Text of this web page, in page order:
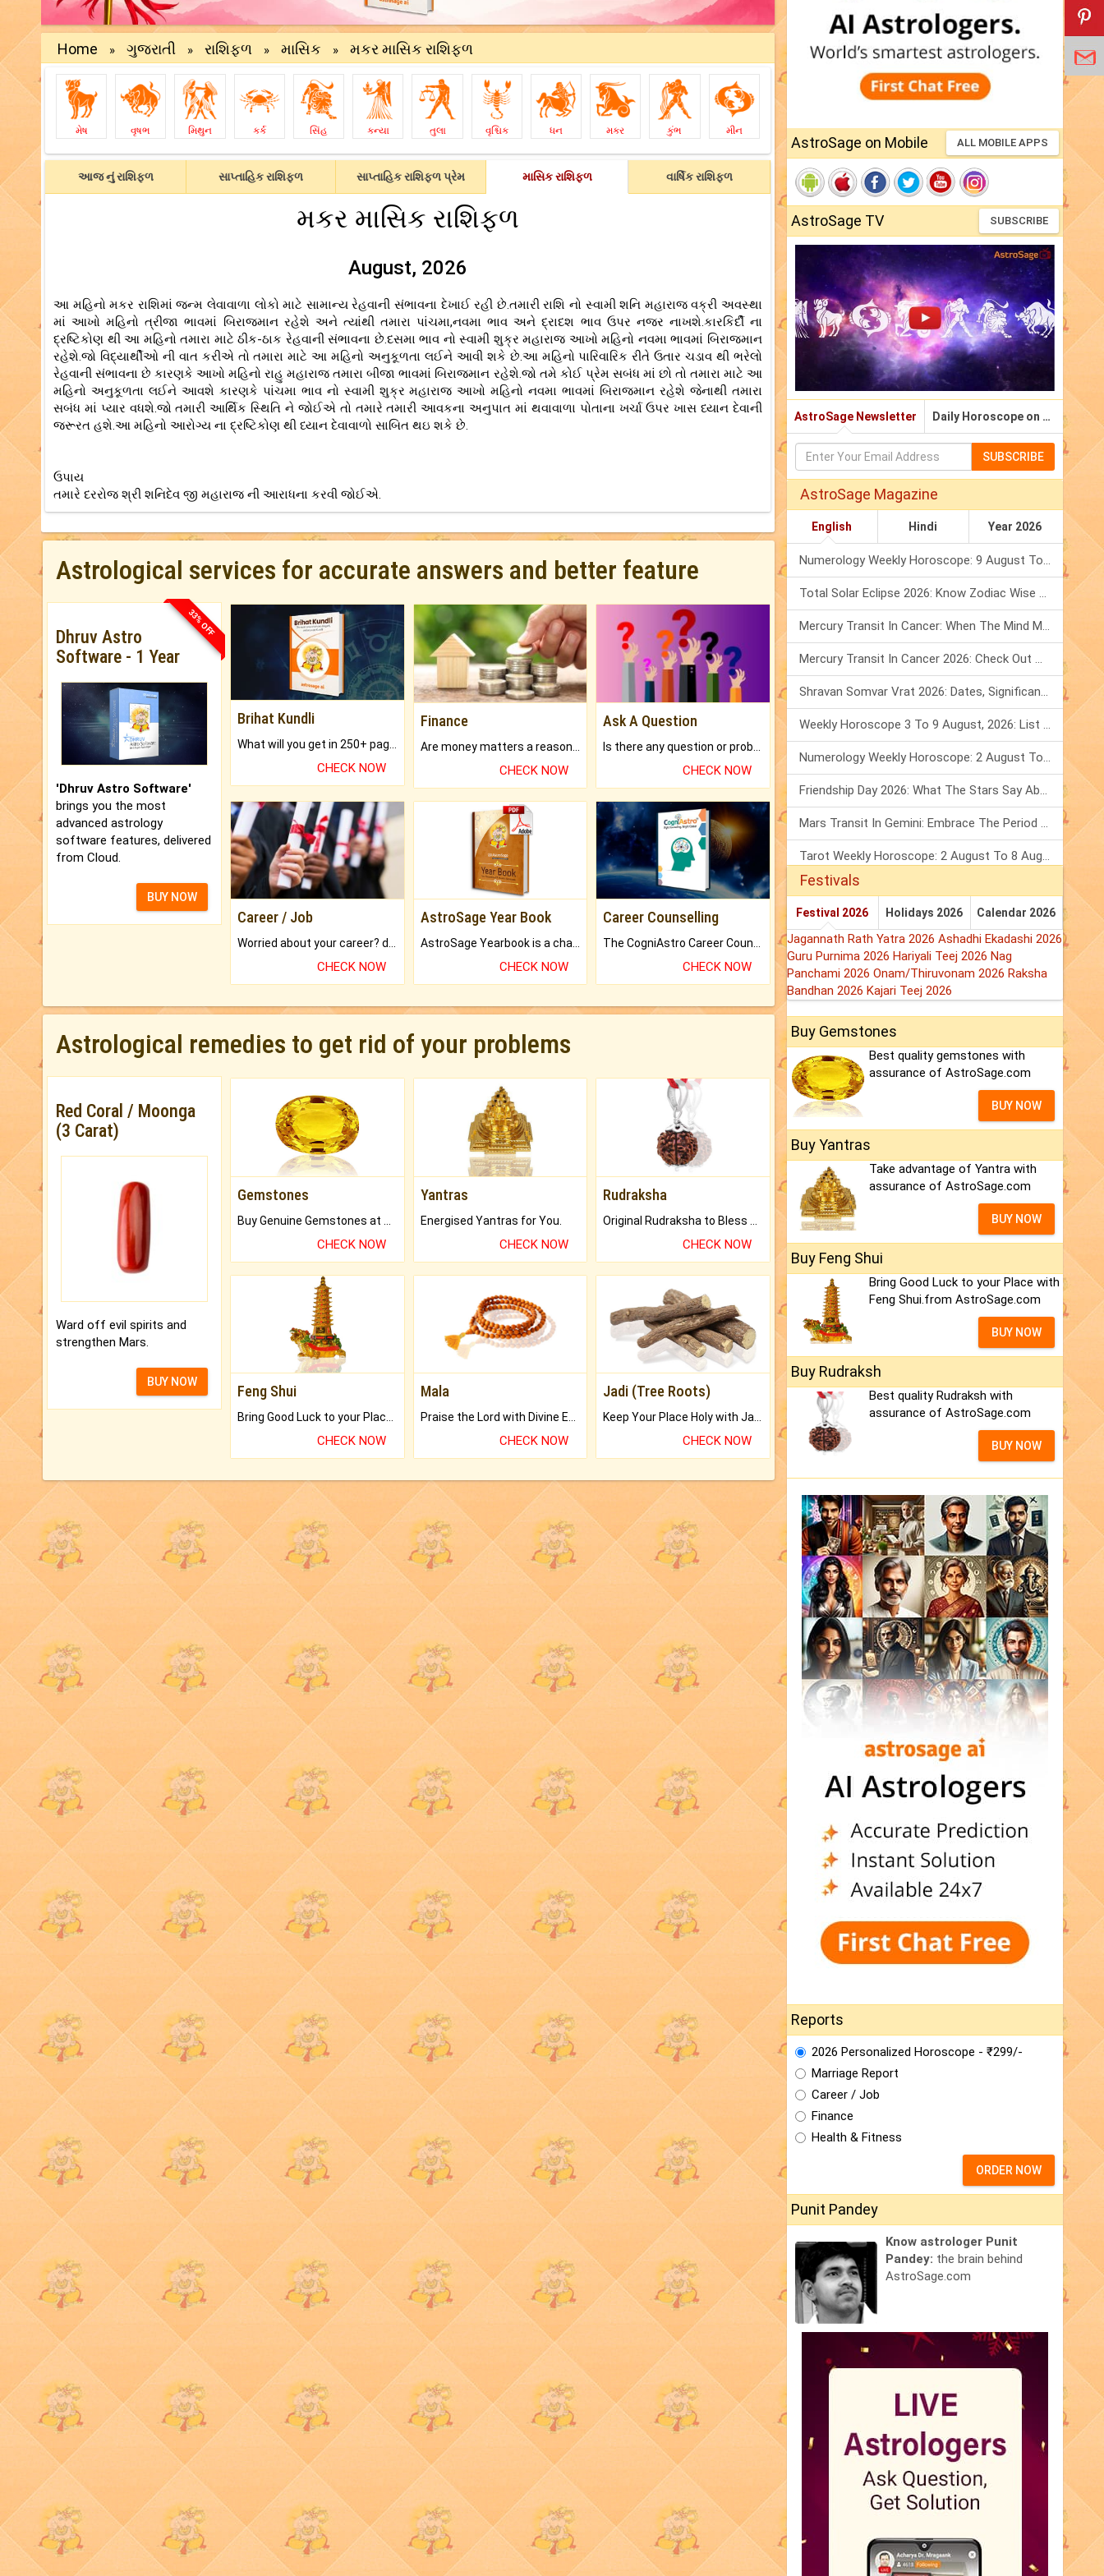
Home » ગુજરાતી » રાશિફળ » માસિક » મકર માસિક રાશિફળ
મેષ વૃષભ મિથુન કર્ક સિંહ કન્યા તુલા વૃશ્ચિક ધન મકર કુંભ મીન
આજ નું રાશિફળ સાપ્તાહિક રાશિફળ સાપ્તાહિક રાશિફળ પ્રેમ માસિક રાશિફળ વાર્ષિક રાશિફળ
મકર માસિક રાશિફળ
August, 2026
આ મહિનો મકર રાશિમાં જન્મ લેવાવાળા લોકો માટે સામાન્ય રેહવાની સંભાવના દેખાઈ રહી છે.તમારી રાશિ નો સ્વામી શનિ મહારાજ વક્રી અવસ્થા
માં આખો મહિનો ત્રીજા ભાવમાં બિરાજમાન રહેશે અને ત્યાંથી તમારા પાંચમા,નવમા ભાવ અને દ્રાદશ ભાવ ઉપર નજર નાખશે.કારકિર્દી ના
દ્રષ્ટિકોણ થી આ મહિનો તમારા માટે ઠીક-ઠાક રેહવાની સંભાવના છે.દસમા ભાવ નો સ્વામી શુક્ર મહારાજ આખો મહિનો નવમા ભાવમાં બિરાજમાન
રહેશે.જો વિદ્યાર્થીઓ ની વાત કરીએ તો તમારા માટે આ મહિનો અનુકૂળતા લઈને આવી શકે છે.આ મહિનો પારિવારિક રીતે ઉતાર ચડાવ થી ભરેલો
રેહવાની સંભાવના છે કારણકે આખો મહિનો રાહુ મહારાજ તમારા બીજા ભાવમાં બિરાજમાન રહેશે.જો તમે કોઈ પ્રેમ સબંધ માં છો તો તમારા માટે આ
મહિનો અનુકૂળતા લઈને આવશે કારણકે પાંચમા ભાવ નો સ્વામી શુક્ર મહારાજ આખો મહિનો નવમા ભાવમાં બિરાજમાન રહેશે જેનાથી તમારા
સબંધ માં પ્યાર વધશે.જો તમારી આર્થિક સ્થિતિ ને જોઈએ તો તમારે તમારી આવકના અનુપાત માં થવાવાળા પોતાના ખર્ચા ઉપર ખાસ ધ્યાન દેવાની
જરૂરત હશે.આ મહિનો આરોગ્ય ના દ્રષ્ટિકોણ થી ધ્યાન દેવાવાળો સાબિત થઇ શકે છે.
ઉપાય
તમારે દરરોજ શ્રી શનિદેવ જી મહારાજ ની આરાધના કરવી જોઈએ.
Astrological services for accurate answers and better feature
33% OFF
Dhruv Astro
Software - 1 Year
'Dhruv Astro Software'
brings you the most
advanced astrology
software features, delivered
from Cloud.
BUY NOW
Brihat Kundli
What will you get in 250+ pages Colored Brihat Kundli.
CHECK NOW
Finance
CHECK NOW
Ask A Question
CHECK NOW
Career / Job
Worried about your career? don't know what is.
CHECK NOW
AstroSage Year Book
AstroSage Yearbook is a channel to fulfill your dreams and destiny.
CHECK NOW
Career Counselling
The CogniAstro Career Counselling Report is the most comprehensive report available on this topic.
CHECK NOW
Astrological remedies to get rid of your problems
Red Coral / Moonga
(3 Carat)
Ward off evil spirits and
strengthen Mars.
BUY NOW
Gemstones
CHECK NOW
Yantras
Energised Yantras for You.
CHECK NOW
Rudraksha
CHECK NOW
Feng Shui
Bring Good Luck to your Place with Feng Shui.
CHECK NOW
Mala
Praise the Lord with Divine Energies of Mala.
CHECK NOW
Jadi (Tree Roots)
Keep Your Place Holy with Jadi.
CHECK NOW
AstroSage on Mobile ALL MOBILE APPS
AstroSage TV SUBSCRIBE
AstroSage Newsletter Daily Horoscope on Email
SUBSCRIBE
AstroSage Magazine
English Hindi Year 2026
Numerology Weekly Horoscope: 9 August To 15 August, 2026
Total Solar Eclipse 2026: Know Zodiac Wise Prediction
Mercury Transit In Cancer: When The Mind Meets The Heart!
Mercury Transit In Cancer 2026: Check Out What It Brings For You
Shravan Somvar Vrat 2026: Dates, Significance & Rituals In August
Weekly Horoscope 3 To 9 August, 2026: List Of Fasts & Festivals
Numerology Weekly Horoscope: 2 August To 8 August, 2026
Friendship Day 2026: What The Stars Say About Your Best Friend!
Mars Transit In Gemini: Embrace The Period Full Of Energy & Intelligence
Tarot Weekly Horoscope: 2 August To 8 August, 2026
Festivals
Festival 2026 Holidays 2026 Calendar 2026
Jagannath Rath Yatra 2026 Ashadhi Ekadashi 2026
Guru Purnima 2026 Hariyali Teej 2026 Nag
Panchami 2026 Onam/Thiruvonam 2026 Raksha
Bandhan 2026 Kajari Teej 2026
Buy Gemstones
Best quality gemstones with
assurance of AstroSage.com
BUY NOW
Buy Yantras
Take advantage of Yantra with
assurance of AstroSage.com
BUY NOW
Buy Feng Shui
Bring Good Luck to your Place with
Feng Shui.from AstroSage.com
BUY NOW
Buy Rudraksh
Best quality Rudraksh with
assurance of AstroSage.com
BUY NOW
Reports
2026 Personalized Horoscope - ₹299/-
Marriage Report
Career / Job
Finance
Health & Fitness
ORDER NOW
Punit Pandey
Know astrologer Punit
Pandey: the brain behind
AstroSage.com